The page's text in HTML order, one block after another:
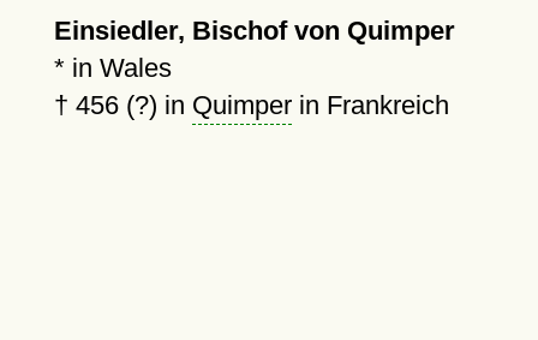
Einsiedler, Bischof von Quimper
* in Wales
† 456 (?) in Quimperin Frankreich